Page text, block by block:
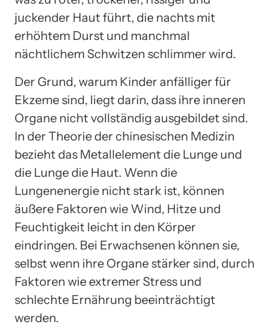
juckender Haut führt, die nachts mit
erhöhtem Durst und manchmal
nächtlichem Schwitzen schlimmer wird.
Der Grund, warum Kinder anfälliger für
Ekzeme sind, liegt darin, dass ihre inneren
Organe nicht vollständig ausgebildet sind.
In der Theorie der chinesischen Medizin
bezieht das Metallelement die Lunge und
die Lunge die Haut. Wenn die
Lungenenergie nicht stark ist, können
äußere Faktoren wie Wind, Hitze und
Feuchtigkeit leicht in den Körper
eindringen. Bei Erwachsenen können sie,
selbst wenn ihre Organe stärker sind, durch
Faktoren wie extremer Stress und
schlechte Ernährung beeinträchtigt
werden.